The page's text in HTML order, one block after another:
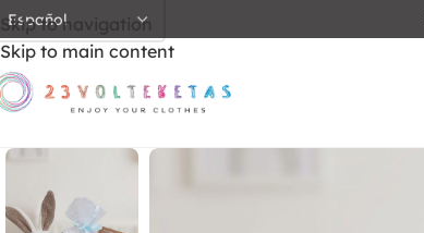
Skip to navigation
Skip to main content